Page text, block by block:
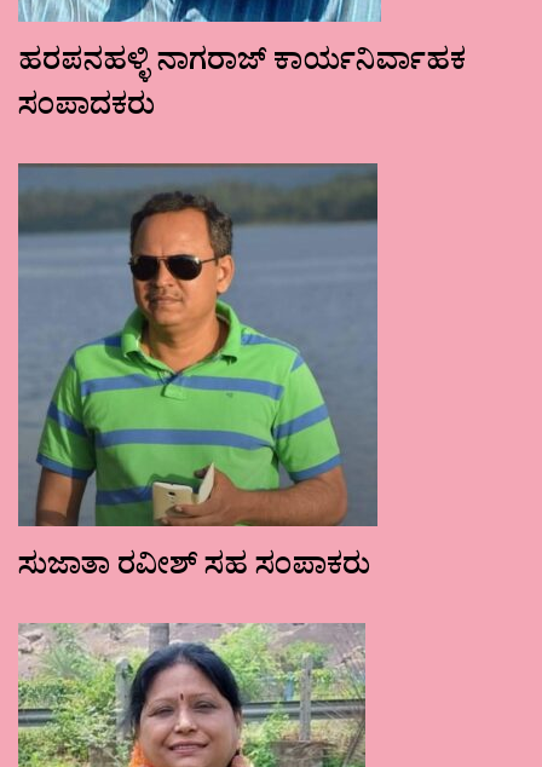
ಹರಪನಹಳ್ಳಿ ನಾಗರಾಜ್ ಕಾರ್ಯನಿರ್ವಾಹಕ
ಸಂಪಾದಕರು
ಸುಜಾತಾ ರವೀಶ್ ಸಹ ಸಂಪಾಕರು